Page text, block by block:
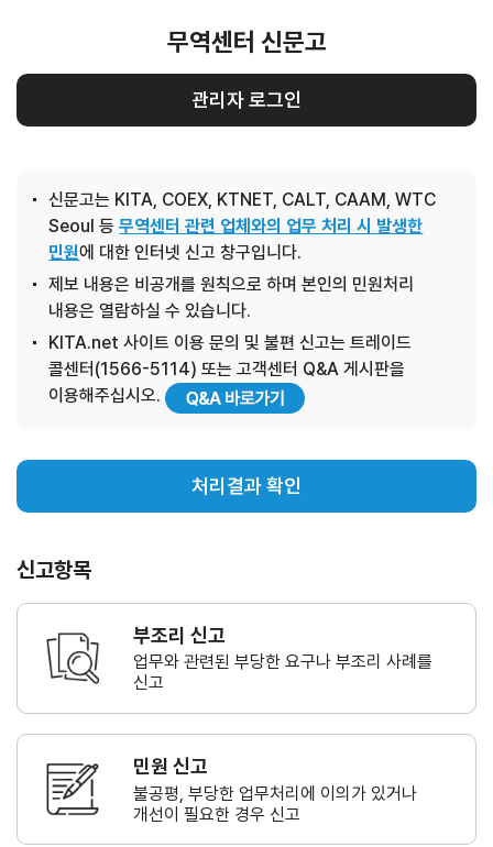
무역센터 신문고
관리자 로그인
신문고는 KITA, COEX, KTNET, CALT, CAAM, WTC
Seoul 등무역센터 관련 업체와의 업무 처리 시 발생한
민원에 대한 인터넷 신고 창구입니다.
제보 내용은 비공개를 원칙으로 하며 본인의 민원처리
내용은 열람하실 수 있습니다.
KITA.net 사이트 이용 문의 및 불편 신고는 트레이드
콜센터(1566-5114) 또는 고객센터 Q&A 게시판을
이용해주십시오.
처리결과 확인
신고항목
부조리 신고
업무와 관련된 부당한 요구나 부조리 사례를
신고
민원 신고
불공평, 부당한 업무처리에 이의가 있거나
개선이 필요한 경우 신고